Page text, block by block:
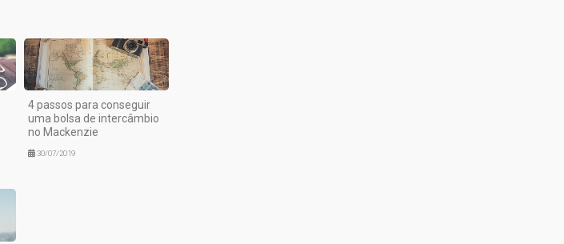
4 passos para conseguir
uma bolsa de intercâmbio
no Mackenzie
30/07/2019